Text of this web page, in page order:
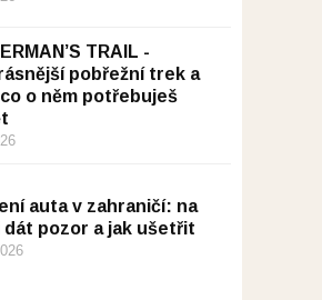
TRAIL -
pobřežní trek a
o něm potřebuješ
auta v zahraničí: na
dát pozor a jak ušetřit